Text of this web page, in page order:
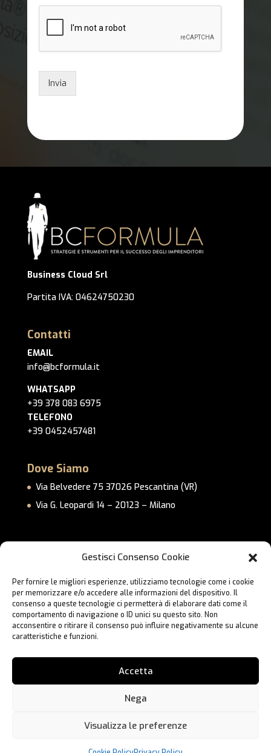
Gestisci Consenso Cookie
Per fornire le migliori esperienze, utilizziamo tecnologie come i cookie
per memorizzare e/o accedere alle informazioni del dispositivo. Il
consenso a queste tecnologie ci permetterà di elaborare dati come il
comportamento di navigazione o ID unici su questo sito. Non
acconsentire o ritirare il consenso può influire negativamente su alcune
caratteristiche e funzioni.
Accetta
Nega
Visualizza le preferenze
Invia
Business Cloud Srl
Partita IVA: 04624750230
Contatti
EMAIL
info@bcformula.it
WHATSAPP
+39 378 083 6975
TELEFONO
+39 0452457481
Dove Siamo
Via Belvedere 75 37026 Pescantina (VR)
Via G. Leopardi 14 – 20123 – Milano
Cookie Policy
Lavora con Noi
Contatti
Hai bisogno di aiuto?